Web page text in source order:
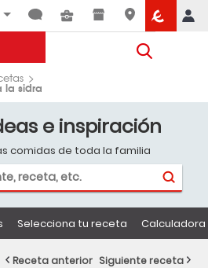
la sidra
e inspiración
comidas de toda la familia
Selecciona tu receta
Receta anterior Siguiente receta